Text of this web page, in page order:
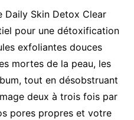
Daily Skin Detox Clear
pour une détoxification
exfoliantes douces
mortes de la peau, les
tout en désobstruant
deux à trois fois par
pores propres et votre